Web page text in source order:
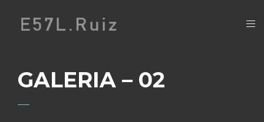
GALERIA – 02